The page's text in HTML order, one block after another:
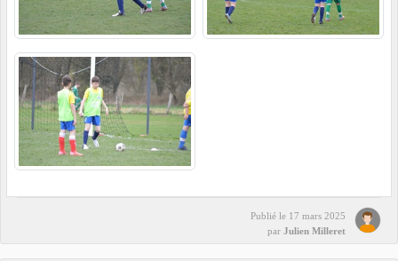
Publié le 17 mars 2025
par Julien Milleret